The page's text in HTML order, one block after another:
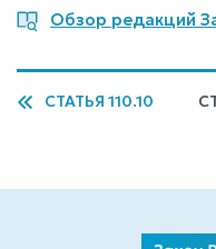
Обзор редакций
СТАТЬЯ 110.10